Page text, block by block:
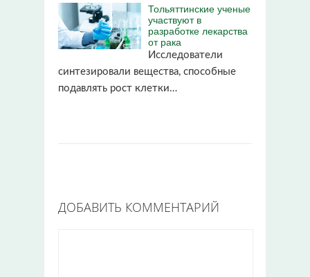
Тольяттинские ученые
участвуют в
разработке лекарства
от рака
Исследователи
синтезировали вещества, способные
подавлять рост клетки…
ДОБАВИТЬ КОММЕНТАРИЙ